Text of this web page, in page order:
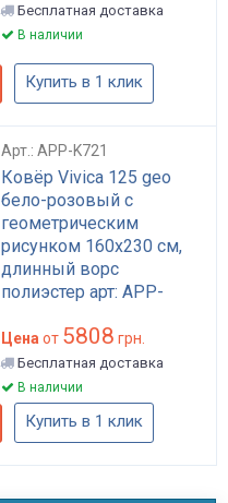
Бесплатная доставка
В наличии
Купить в 1 клик
Арт.: APP-K721
Ковёр Vivica 125 geo
бело-розовый с
геометрическим
рисунком 160x230 см,
длинный ворс
полиэстер арт: APP-
Цена от 5808 грн.
Бесплатная доставка
В наличии
Купить в 1 клик